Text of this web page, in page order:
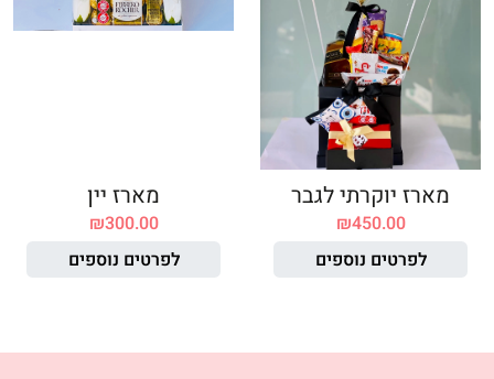
מארז יוקרתי לגבר
₪450.00
לפרטים נוספים
מארז יין
₪300.00
לפרטים נוספים